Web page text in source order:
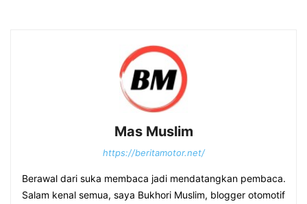
Mas Muslim
https://beritamotor.net/
Berawal dari suka membaca jadi mendatangkan pembaca.
Salam kenal semua, saya Bukhori Muslim, blogger otomotif